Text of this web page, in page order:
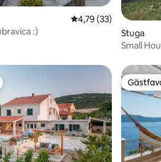
4,79 av 5 i
4,79 (33)
:)
Stuga
Small